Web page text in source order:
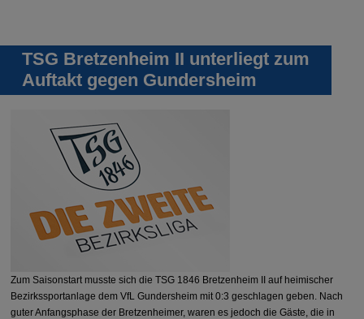
TSG Bretzenheim II unterliegt zum
Auftakt gegen Gundersheim
Zum Saisonstart musste sich die TSG 1846 Bretzenheim II auf heimischer
Bezirkssportanlage dem VfL Gundersheim mit 0:3 geschlagen geben. Nach
guter Anfangsphase der Bretzenheimer, waren es jedoch die Gäste, die in